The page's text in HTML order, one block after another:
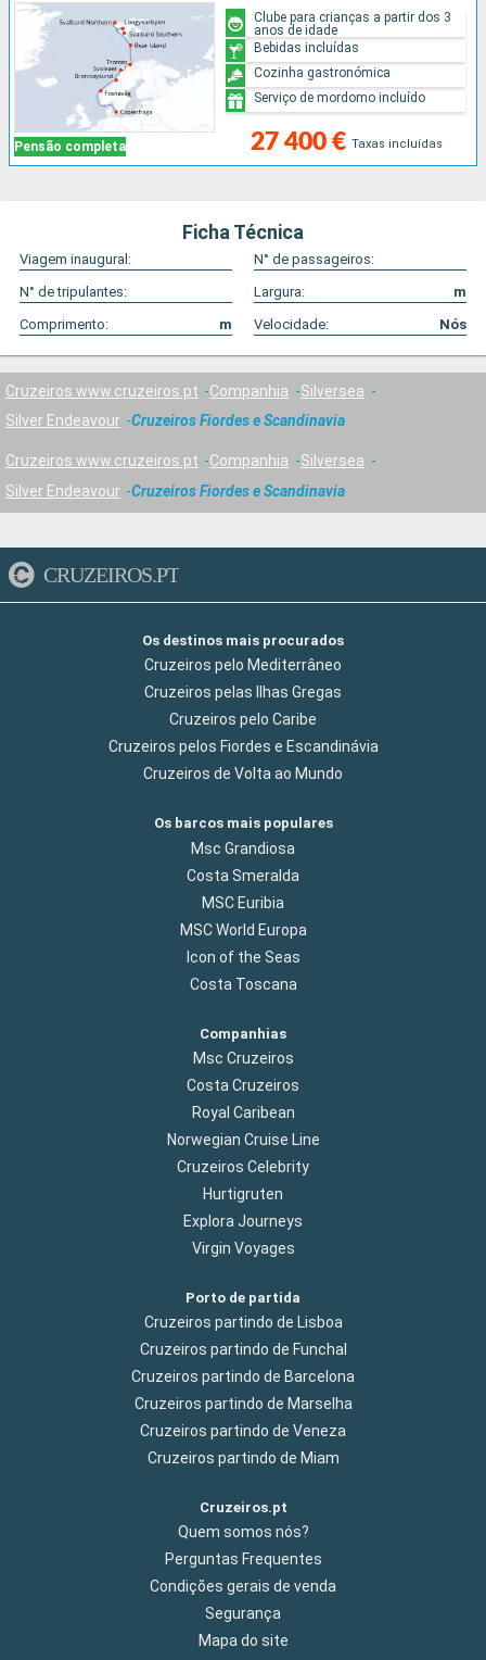
Pensão completa 27 400 € Taxas incluídas
Clube para crianças a partir dos 3
anos de idade
Bebidas incluídas
Cozinha gastronómica
Serviço de mordomo incluído
Ficha Técnica
Viagem inaugural:
N° de passageiros:
N° de tripulantes:
Largura:
m
Comprimento:
m Velocidade: Nós
Cruzeiros www.cruzeiros.pt Companhia
Silversea
Silver Endeavour
Cruzeiros Fiordes e Scandinavia
Cruzeiros www.cruzeiros.pt Companhia
Silversea
Silver Endeavour
Cruzeiros Fiordes e Scandinavia
CRUZEIROS.PT
Os destinos mais procurados
Cruzeiros pelo Mediterrâneo
Cruzeiros pelas Ilhas Gregas
Cruzeiros pelo Caribe
Cruzeiros pelos Fiordes e Escandinávia
Cruzeiros de Volta ao Mundo
Os barcos mais populares
Msc Grandiosa
Costa Smeralda
MSC Euribia
MSC World Europa
Icon of the Seas
Costa Toscana
Companhias
Msc Cruzeiros
Costa Cruzeiros
Royal Caribean
Norwegian Cruise Line
Cruzeiros Celebrity
Hurtigruten
Explora Journeys
Virgin Voyages
Porto de partida
Cruzeiros partindo de Lisboa
Cruzeiros partindo de Funchal
Cruzeiros partindo de Barcelona
Cruzeiros partindo de Marselha
Cruzeiros partindo de Veneza
Cruzeiros partindo de Miam
Cruzeiros.pt
Quem somos nós?
Perguntas Frequentes
Condições gerais de venda
Segurança
Mapa do site